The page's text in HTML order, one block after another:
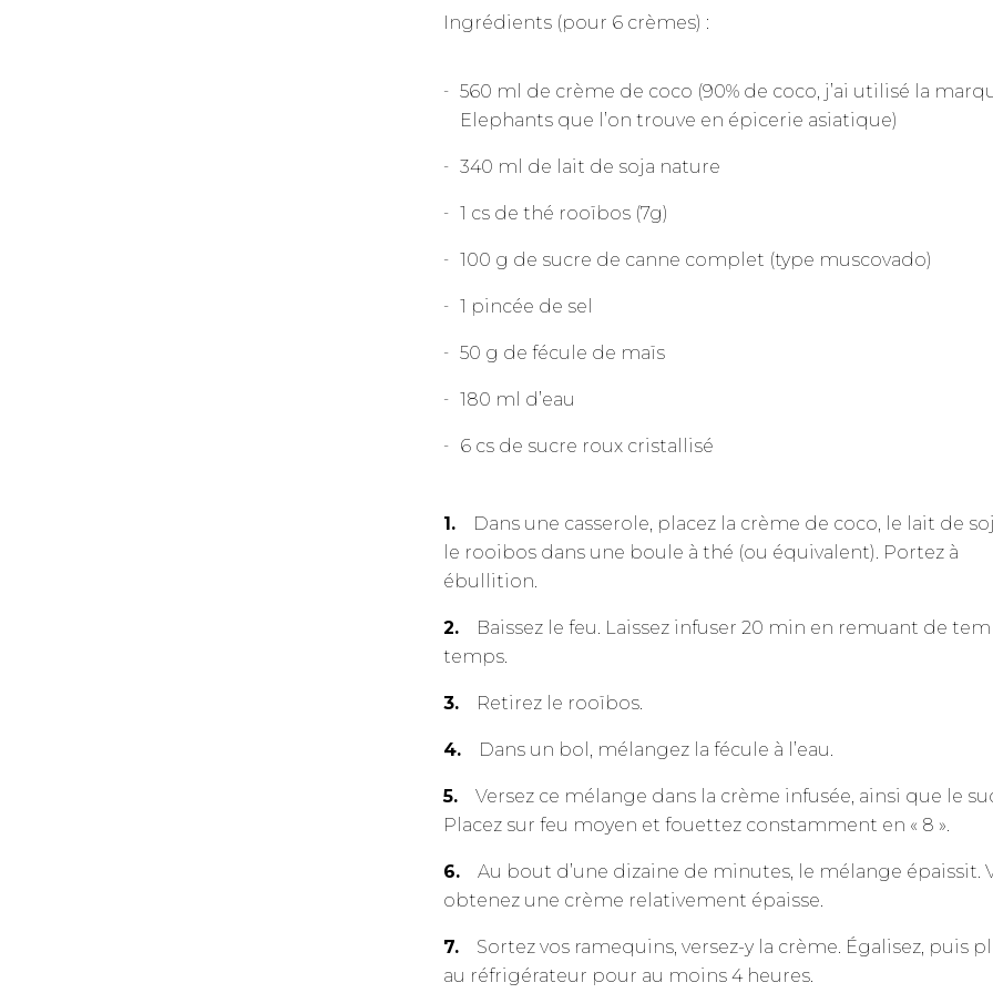
Ingrédients (pour 6 crèmes) :
560 ml de crème de coco (90% de coco, j’ai utilisé la
Elephants que l’on trouve en épicerie asiatique)
340 ml de lait de soja nature
1 cs de thé rooïbos (7g)
100 g de sucre de canne complet (type muscovado)
1 pincée de sel
50 g de fécule de maïs
180 ml d’eau
6 cs de sucre roux cristallisé
Dans une casserole, placez la crème de coco, le lait de
le rooibos dans une boule à thé (ou équivalent). Portez à
ébullition.
Baissez le feu. Laissez infuser 20 min en remuant de
temps.
Retirez le rooïbos.
Dans un bol, mélangez la fécule à l’eau.
Versez ce mélange dans la crème infusée, ainsi que le
Placez sur feu moyen et fouettez constamment en « 8 ».
Au bout d’une dizaine de minutes, le mélange épaissit.
obtenez une crème relativement épaisse.
Sortez vos ramequins, versez-y la crème. Égalisez, puis
au réfrigérateur pour au moins 4 heures.